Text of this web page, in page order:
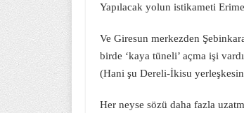
Yapılacak yolun istikameti
Ve Giresun merkezden
birde ‘kaya tüneli’ açma işi
(Hani şu Dereli-İkisu
Her neyse sözü daha fazla